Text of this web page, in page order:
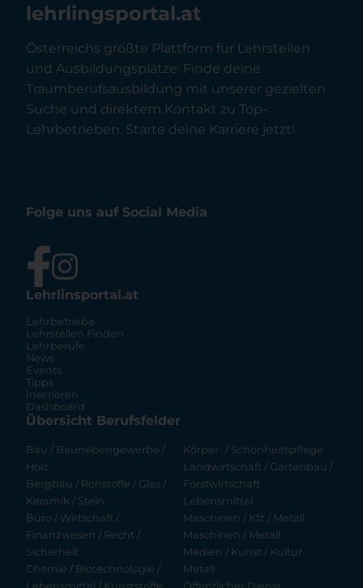
lehrlingsportal.at
Österreichs größte Plattform für Lehrstellen
und Ausbildungsplätze. Finde deine
Traumberufsausbildung mit unserer gezielten
Suche und direktem Kontakt zu Top-
Lehrbetrieben. Starte deine Karriere jetzt!
Folge uns auf Social Media
Lehrlinsportal.at
Lehrbetriebe
Lehrstellen Finden
Lehrberufe
News
Events
Tipps
Inserieren
Dashboard
Übersicht Berufsfelder
Bau / Baunebengewerbe /
Holz
Bergbau / Rohstoffe / Glas /
Keramik / Stein
Büro / Wirtschaft /
Finanzwesen / Recht /
Sicherheit
Chemie / Biotechnologie /
Körper- / Schönheitspflege
Landwirtschaft / Gartenbau /
Forstwirtschaft
Lebensmittel
Maschinen / Kfz / Metall
Maschinen / Metall
Medien / Kunst / Kultur
Metall